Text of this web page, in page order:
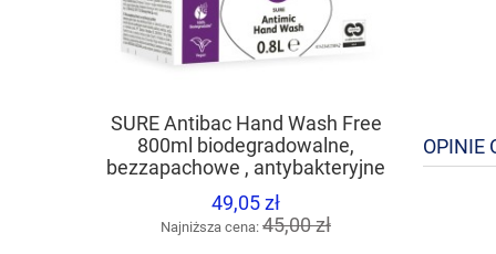
SURE Antibac Hand Wash Free
800ml biodegradowalne,
bezzapachowe , antybakteryjne
mydło do rąk
49,05 zł
Najniższa cena: 45,00 zł
OPINIE